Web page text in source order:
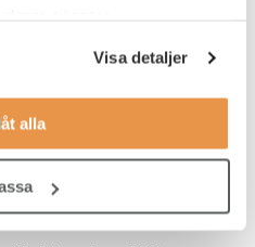
Visa detaljer
alla
av att leda tekniska projekt inom
och som känner dig trygg i
och är van att ta
till mål – både i större och